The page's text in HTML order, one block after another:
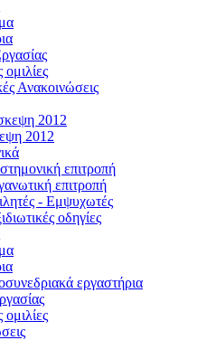
ομιλίες
Ανακοινώσεις
2012
2012
επιτροπή
επιτροπή
- Εμψυχωτές
οδηγίες
εργαστήρια
ομιλίες